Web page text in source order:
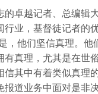
的卓越记者、总编辑
行业，基督徒记者的
，他们坚信真理。他
有真理，尤其是在世
信其中有着类似真理
报道业务中面对是非